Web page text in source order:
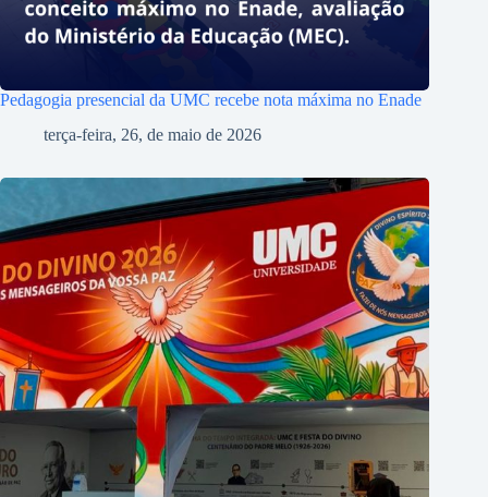
Pedagogia presencial da UMC recebe nota máxima no Enade
terça-feira, 26, de maio de 2026